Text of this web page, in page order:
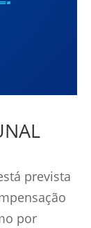
prevista
por